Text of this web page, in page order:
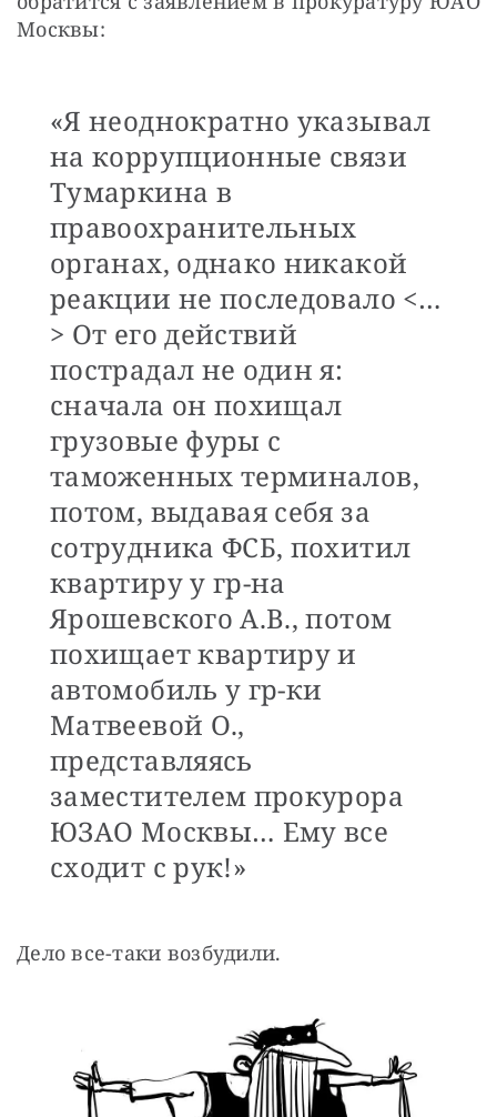
Москвы:
«Я неоднократно указывал
на коррупционные связи
Тумаркина в
правоохранительных
органах, однако никакой
реакции не последовало <…
> От его действий
пострадал не один я:
сначала он похищал
грузовые фуры с
таможенных терминалов,
потом, выдавая себя за
сотрудника ФСБ, похитил
квартиру у гр-на
Ярошевского А.В., потом
похищает квартиру и
автомобиль у гр-ки
Матвеевой О.,
представляясь
заместителем прокурора
ЮЗАО Москвы… Ему все
сходит с рук!»
Дело все-таки возбудили.